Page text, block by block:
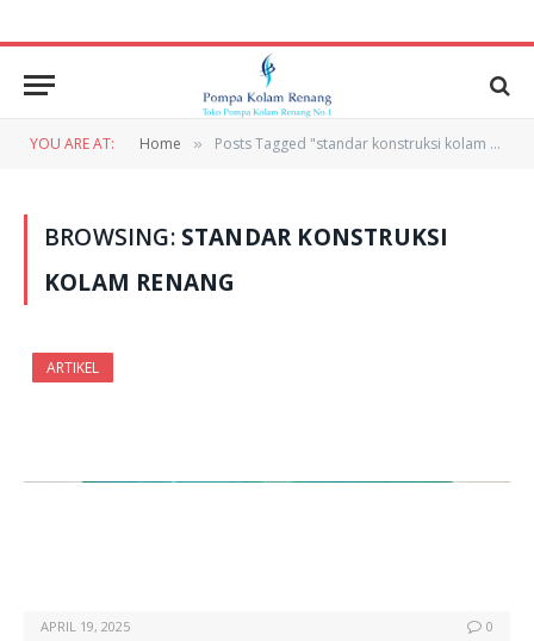
YOU ARE AT: Home » Posts Tagged "standar konstruksi kolam renang"
BROWSING: STANDAR KONSTRUKSI
KOLAM RENANG
ARTIKEL
APRIL 19, 2025 0